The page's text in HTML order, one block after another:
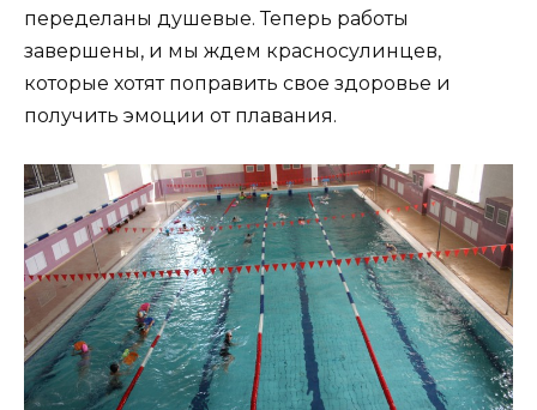
переделаны душевые. Теперь работы
завершены, и мы ждем красносулинцев,
которые хотят поправить свое здоровье и
получить эмоции от плавания.